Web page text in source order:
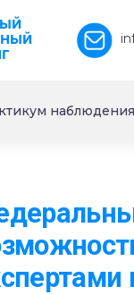
наблюдения